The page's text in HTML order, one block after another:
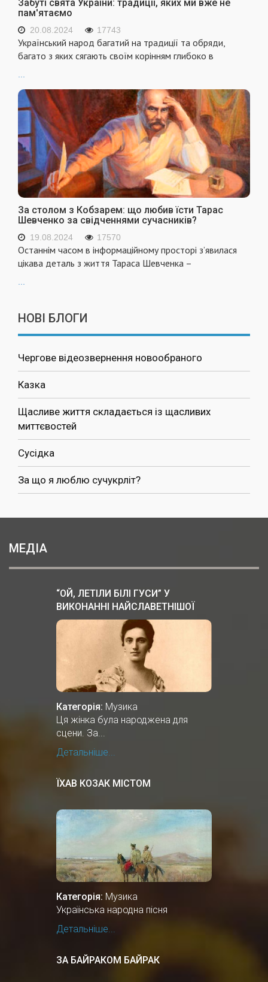
Забуті свята України: традиції, яких ми вже не
пам'ятаємо
20.08.2024 17743
Український народ багатий на традиції та обряди,
багато з яких сягають своїм корінням глибоко в
...
За столом з Кобзарем: що любив їсти Тарас
Шевченко за свідченнями сучасників?
19.08.2024 17570
Останнім часом в інформаційному просторі з’явилася
цікава деталь з життя Тараса Шевченка –
НОВІ БЛОГИ
Чергове відеозвернення новообраного
Казка
Щасливе життя складається із щасливих
миттєвостей
Сусідка
За що я люблю сучукрліт?
МЕДІА
“ОЙ, ЛЕТІЛИ БІЛІ ГУСИ” У
ВИКОНАННІ НАЙСЛАВЕТНІШОЇ
ОПЕРНОЇ СПІВАЧКИ СОЛОМIЇ
КРУШЕЛЬНИЦЬКОЇ
Категорія: Музика
Ця жінка була народжена для
сцени. За...
Детальніше...
ЇХАВ КОЗАК МІСТОМ
Категорія: Музика
Українська народна пісня
Детальніше...
ЗА БАЙРАКОМ БАЙРАК